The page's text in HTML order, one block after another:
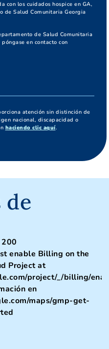
con los cuidados hospice en GA,
Salud Comunitaria Georgia
de Salud Comunitaria
en contacto con
atención sin distinción de
nacional, discapacidad o
haciendo clic aquí.
de
200
enable Billing on the
Project at
project/_/billing/
en
maps/gmp-get-